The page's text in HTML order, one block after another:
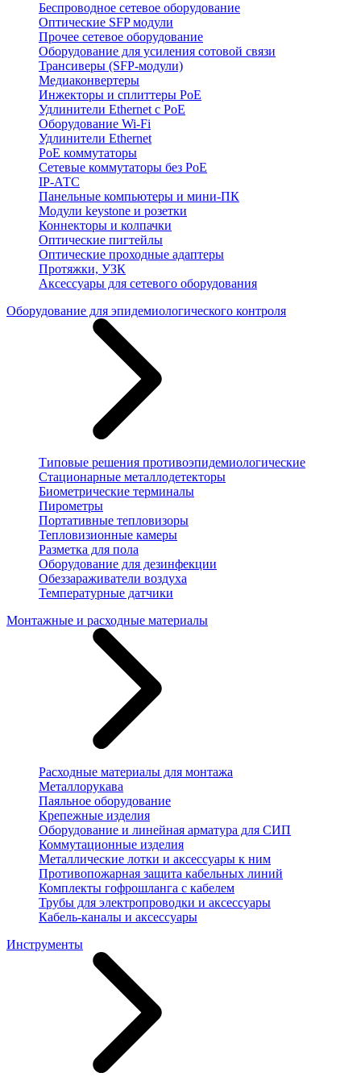
Беспроводное сетевое оборудование
Оптические SFP модули
Прочее сетевое оборудование
Оборудование для усиления сотовой связи
Трансиверы (SFP-модули)
Медиаконвертеры
Инжекторы и сплиттеры PoE
Удлинители Ethernet с PoE
Оборудование Wi-Fi
Удлинители Ethernet
PoE коммутаторы
Сетевые коммутаторы без PoE
IP-АТС
Панельные компьютеры и мини-ПК
Модули keystone и розетки
Коннекторы и колпачки
Оптические пигтейлы
Оптические проходные адаптеры
Протяжки, УЗК
Аксессуары для сетевого оборудования
Оборудование для эпидемиологического контроля
Типовые решения противоэпидемиологические
Стационарные металлодетекторы
Биометрические терминалы
Пирометры
Портативные тепловизоры
Тепловизионные камеры
Разметка для пола
Оборудование для дезинфекции
Обеззараживатели воздуха
Температурные датчики
Монтажные и расходные материалы
Расходные материалы для монтажа
Металлорукава
Паяльное оборудование
Крепежные изделия
Оборудование и линейная арматура для СИП
Коммутационные изделия
Металлические лотки и аксессуары к ним
Противопожарная защита кабельных линий
Комплекты гофрошланга с кабелем
Трубы для электропроводки и аксессуары
Кабель-каналы и аксессуары
Инструменты